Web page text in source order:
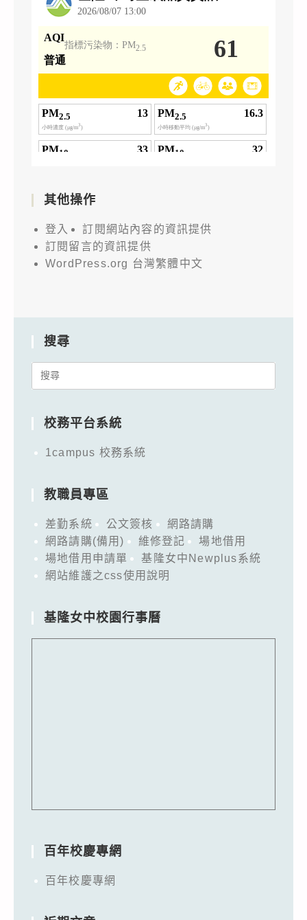
其他操作
登入
訂閱網站內容的資訊提供
訂閱留言的資訊提供
WordPress.org 台灣繁體中文
搜尋
Search
校務平台系統
1campus 校務系統
教職員專區
差勤系統 公文簽核
網路請購
網路請購(備用)
維修登記
場地借用
場地借用申請單
基隆女中Newplus系統
網站維護之css使用說明
基隆女中校園行事曆
百年校慶專網
百年校慶專網